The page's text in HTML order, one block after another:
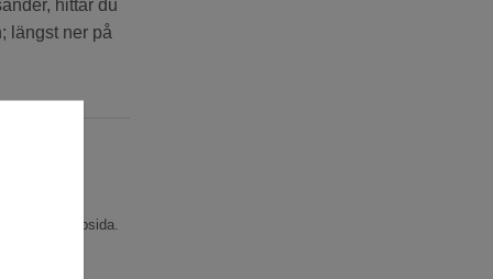
hittar du
längst ner på
webbsida.